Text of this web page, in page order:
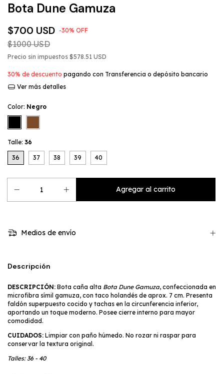
Bota Dune Gamuza
$700 USD -30% OFF
$1000 USD
Precio sin impuestos $578.51 USD
30% de descuento pagando con Transferencia o depósito bancario
Ver más detalles
Color: Negro
Talle: 36
36 37 38 39 40
Medios de envío
Descripción
DESCRIPCIÓN: Bota caña alta Bota Dune Gamuza, confeccionada en
microfibra símil gamuza, con taco holandés de aprox. 7 cm. Presenta
faldón superpuesto cocido y tachas en la circunferencia inferior,
aportando un toque moderno. Posee cierre interno para mayor
comodidad.
CUIDADOS: Limpiar con paño húmedo. No rozar ni raspar para
conservar la textura original.
Talles: 36 - 40